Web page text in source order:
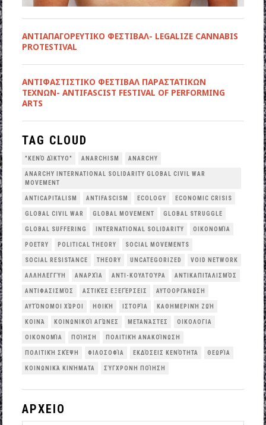
ΑΝΤΙΑΠΑΓΟΡΕΥΤΙΚΟ ΦΕΣΤΙΒΑΛ- LEGALIZE CANNABIS
PROTESTIVAL
ANTIΦΑΣΤΙΣΤΙΚΟ ΦΕΣΤΙΒΑΛ ΠΑΡΑΣΤΑΤΙΚΩΝ
ΤΕΧΝΩΝ- ANTIFASCIST FESTIVAL OF PERFORMING
ARTS
TAG CLOUD
"ΚΕΝΌ ΔΊΚΤΥΟ" ANARCHISM ANARCHY
ANARCHY INTERNATIONAL SOLIDARITY GLOBAL CIVIL WAR
MOVEMENT
ANTICAPITALISM ANTIFASCISM ECOLOGY ECONOMIC CRISIS
GLOBAL CIVIL WAR GLOBAL MOVEMENT GLOBAL STRUGGLE
GLOBAL SUFFERING INTERNATIONAL SOLIDARITY OΙΚΟΝΟΜΊΑ
POETRY POLITICAL THEORY SOCIAL MOVEMENTS
SOCIAL RESISTANCE THEORY UNCATEGORIZED VOID NETWORK
ΑΛΛΗΛΕΓΓΎΗ ΑΝΑΡΧΊΑ ΑΝΤΙ-ΚΟΥΛΤΟΎΡΑ ΑΝΤΙΚΑΠΙΤΑΛΙΣΜΌΣ
ΑΝΤΙΦΑΣΙΣΜΌΣ ΑΣΤΙΚΈΣ ΕΞΕΓΈΡΣΕΙΣ ΑΥΤΟΟΡΓΆΝΩΣΗ
ΑΥΤΌΝΟΜΟΙ ΧΏΡΟΙ ΗΘΙΚΉ ΙΣΤΟΡΊΑ ΚΑΘΗΜΕΡΙΝΉ ΖΩΉ
ΚΟΙΝΆ ΚΟΙΝΩΝΙΚΟΊ ΑΓΏΝΕΣ ΜΕΤΑΝΆΣΤΕΣ ΟΙΚΟΛΟΓΙΑ
ΟΙΚΟΝΟΜΊΑ ΠΟΊΗΣΗ ΠΟΛΙΤΙΚΉ ΑΝΑΚΟΊΝΩΣΗ
ΠΟΛΙΤΙΚΉ ΣΚΈΨΗ ΦΙΛΟΣΟΦΊΑ ΕΚΔΌΣΕΙΣ ΚΕΝΌΤΗΤΑ ΘΕΩΡΊΑ
ΚΟΙΝΩΝΙΚΆ ΚΙΝΉΜΑΤΑ ΣΎΓΧΡΟΝΗ ΠΟΊΗΣΗ
ΑΡΧΕΙΟ